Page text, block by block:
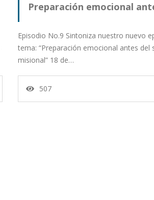
Preparación emocional
Episodio No.9 Sintoniza nuestro nuevo
tema: “Preparación emocional antes del
misional” 18 de…
507